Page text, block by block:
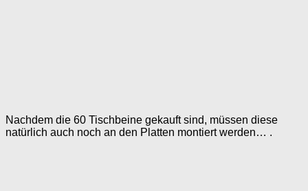
Nachdem die 60 Tischbeine gekauft sind, müssen diese
natürlich auch noch an den Platten montiert werden… .